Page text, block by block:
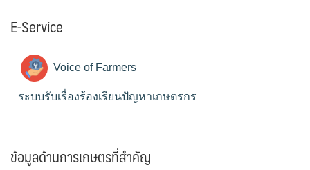
E-Service
Voice of Farmers
ระบบรับเรื่องร้องเรียนปัญหาเกษตรกร
ข้อมูลด้านการเกษตรที่สำคัญ